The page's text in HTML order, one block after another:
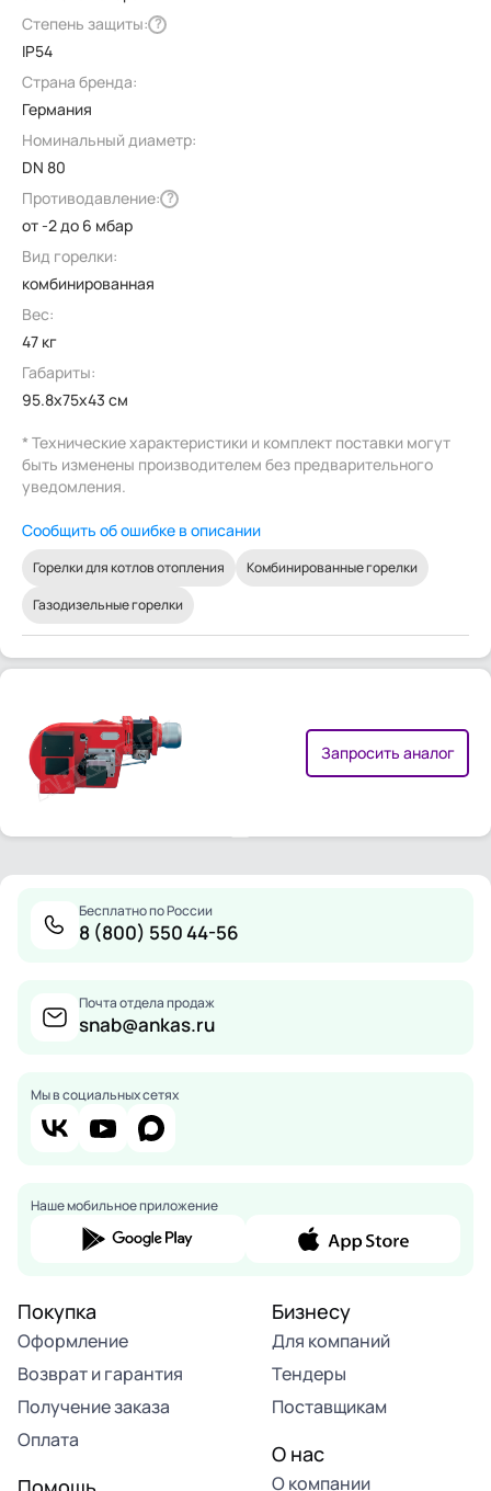
Степень защиты: ?
IP54
Страна бренда:
Германия
Номинальный диаметр:
DN 80
Противодавление: ?
от -2 до 6 мбар
Вид горелки:
комбинированная
Вес:
47 кг
Габариты:
95.8x75x43 см
* Технические характеристики и комплект поставки могут
быть изменены производителем без предварительного
уведомления.
Сообщить об ошибке в описании
Горелки для котлов отопления
Комбинированные горелки
Газодизельные горелки
Запросить аналог
Бесплатно по России
8 (800) 550 44-56
Почта отдела продаж
snab@ankas.ru
Мы в социальных сетях
Наше мобильное приложение
Покупка
Оформление
Возврат и гарантия
Получение заказа
Оплата
Бизнесу
Для компаний
Тендеры
Поставщикам
О нас
О компании